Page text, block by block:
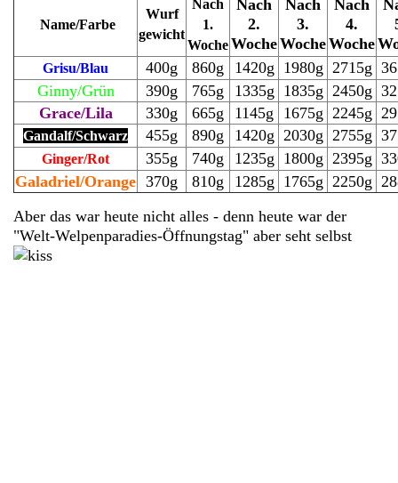
Name/Farbe
Wurf
gewicht
Nach
1.
Woche
Nach
2.
Woche
Nach
3.
Woche
Nach
4.
Woche
Grisu/Blau 400g 860g 1420g 1980g 2715g
Ginny/Grün
390g 765g 1335g 1835g 2450g
Grace/Lila
330g 665g 1145g 1675g 2245g
Gandalf/Schwarz 455g 890g 1420g 2030g 2755g
Ginger/Rot 355g 740g 1235g 1800g 2395g
Galadriel/Orange 370g 810g 1285g 1765g 2250g
Aber das war heute nicht alles - denn heute war der
"Welt-Welpenparadies-Öffnungstag" aber seht selbst